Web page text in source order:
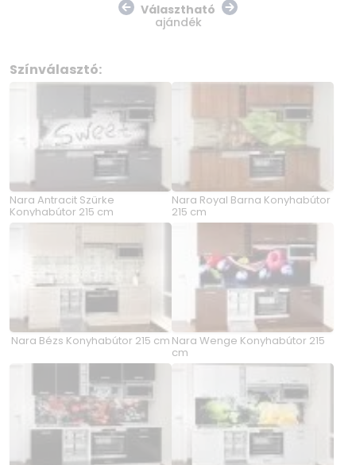
Választható
ajándék
Színválasztó:
Nara Antracit Szürke
Konyhabútor 215 cm
Nara Royal Barna Konyhabútor
215 cm
Nara Bézs Konyhabútor 215 cm Nara Wenge Konyhabútor 215
cm